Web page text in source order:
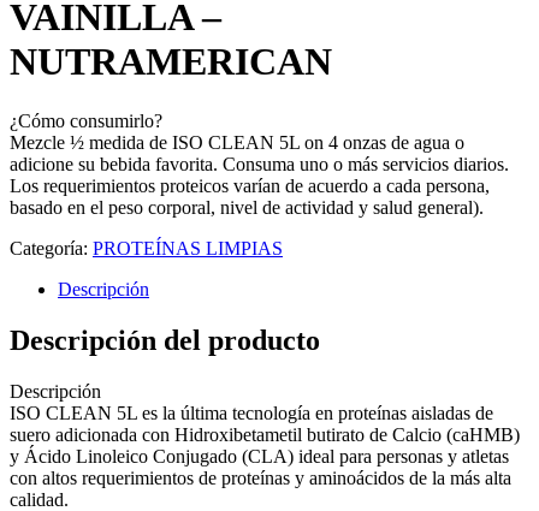
VAINILLA –
NUTRAMERICAN
¿Cómo consumirlo?
Mezcle ½ medida de ISO CLEAN 5L on 4 onzas de agua o
adicione su bebida favorita. Consuma uno o más servicios diarios.
Los requerimientos proteicos varían de acuerdo a cada persona,
basado en el peso corporal, nivel de actividad y salud general).
Categoría: PROTEÍNAS LIMPIAS
Descripción
Descripción del producto
Descripción
ISO CLEAN 5L es la última tecnología en proteínas aisladas de
suero adicionada con Hidroxibetametil butirato de Calcio (caHMB)
y Ácido Linoleico Conjugado (CLA) ideal para personas y atletas
con altos requerimientos de proteínas y aminoácidos de la más alta
calidad.